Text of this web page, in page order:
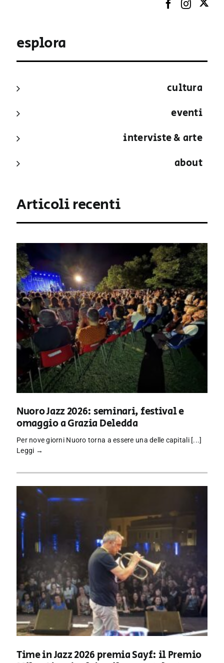
esplora
cultura
eventi
interviste & arte
about
Articoli recenti
Nuoro Jazz 2026: seminari, festival e
omaggio a Grazia Deledda
Per nove giorni Nuoro torna a essere una delle capitali [...]
Leggi →
Time in Jazz 2026 premia Sayf: il Premio